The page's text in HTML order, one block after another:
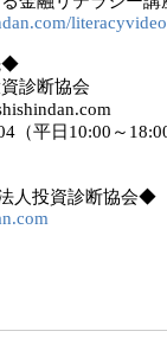
◆
診断協会
（平日10:00～
人投資診断協会◆